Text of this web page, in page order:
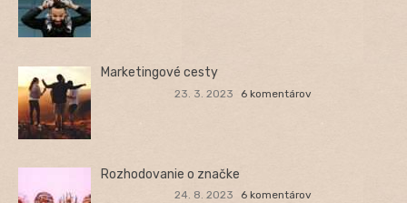
Marketingové cesty
23. 3. 2023 6 komentárov
Rozhodovanie o značke
24. 8. 2023 6 komentárov